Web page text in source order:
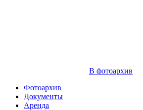
В фотоархив
Фотоархив
Документы
Аренда